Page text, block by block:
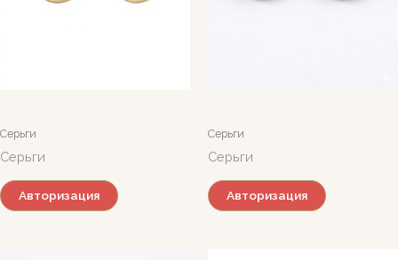
Серьги
Серьги
Авторизация
Серьги
Серьги
Авторизация